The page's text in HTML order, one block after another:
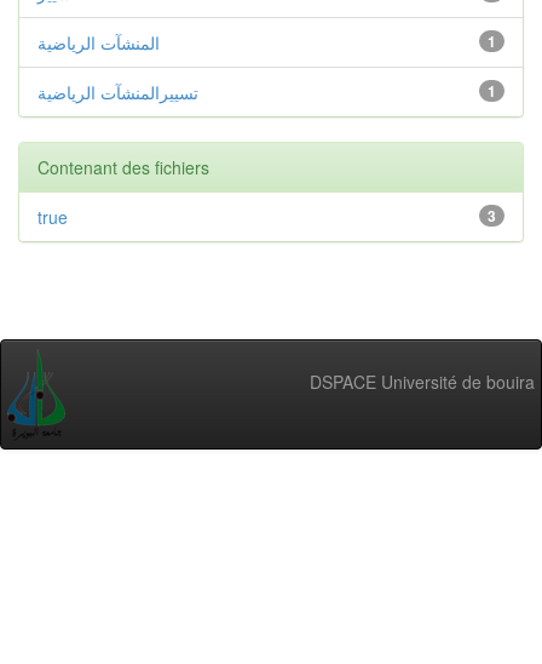
1 المنشآت الرياضية
1 تسييرالمنشآت الرياضية
Contenant des fichiers
3
true
DSPACE Université de bouira